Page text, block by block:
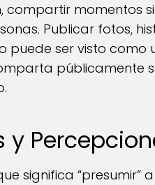
compartir
Publicar fotos,
puede ser visto
públicamente
y
significa